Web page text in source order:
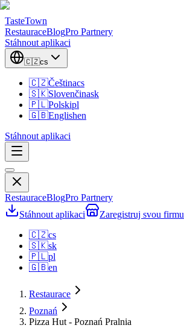
TasteTown
RestauraceBlogPro Partnery
Stáhnout aplikaci
🇨🇿cs
🇨🇿Češtinacs
🇸🇰Slovenčinask
🇵🇱Polskipl
🇬🇧Englishen
Stáhnout aplikaci
RestauraceBlogPro Partnery
Stáhnout aplikaci
Zaregistruj svou firmu
🇨🇿cs
🇸🇰sk
🇵🇱pl
🇬🇧en
Restaurace
Poznań
Pizza Hut - Poznań Pralnia